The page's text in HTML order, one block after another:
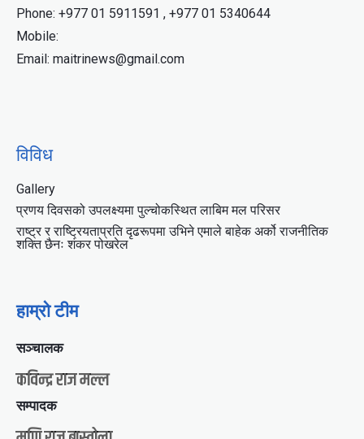
Phone: +977 01 5911591 , +977 01 5340644
Mobile:
Email: maitrinews@gmail.com
विविध
Gallery
प्रणय दिवसको उपलक्ष्यमा पुल्चोकस्थित लाबिम मल परिसर
राष्ट्र र राष्ट्रियताप्रति दृढरूपमा उभिने एमाले बाहेक अर्को राजनीतिक
शक्ति छैनः शंकर पोखरेल
हाम्रो टीम
सञ्चालक
कविन्द्र राज मल्ल
सम्पादक